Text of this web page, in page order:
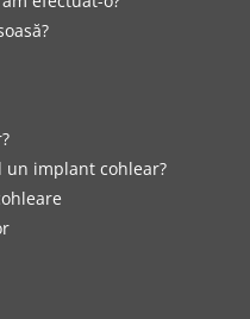
un implant cohlear?